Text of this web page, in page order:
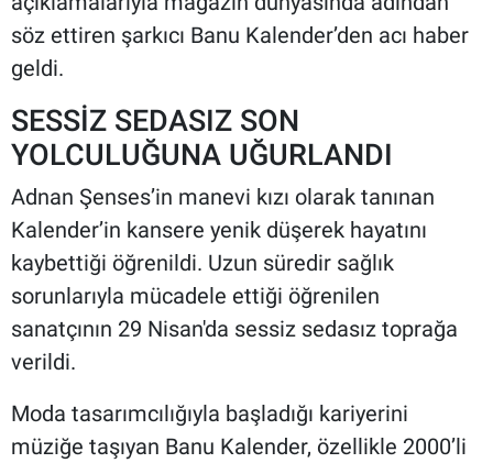
söz ettiren şarkıcı Banu Kalender’den acı haber
geldi.
SESSİZ SEDASIZ SON
YOLCULUĞUNA UĞURLANDI
Adnan Şenses’in manevi kızı olarak tanınan
Kalender’in kansere yenik düşerek hayatını
kaybettiği öğrenildi. Uzun süredir sağlık
sorunlarıyla mücadele ettiği öğrenilen
sanatçının 29 Nisan'da sessiz sedasız toprağa
verildi.
Moda tasarımcılığıyla başladığı kariyerini
müziğe taşıyan Banu Kalender, özellikle 2000’li